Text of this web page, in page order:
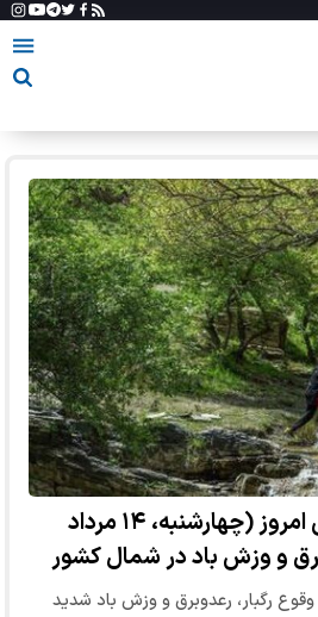
پیش‌بینی هواشناسی امروز (چهارشنبه، ۱۴ مرداد
رگبار، رعدوبرق و وزش باد شدید